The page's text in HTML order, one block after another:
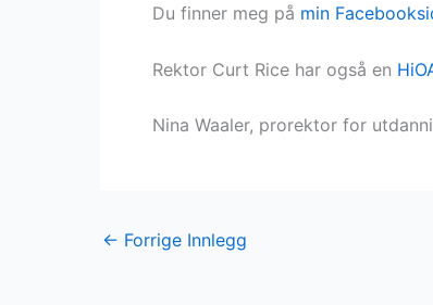
Du finner meg på min
Rektor Curt Rice har også en
Nina Waaler, prorektor for
← Forrige Innlegg